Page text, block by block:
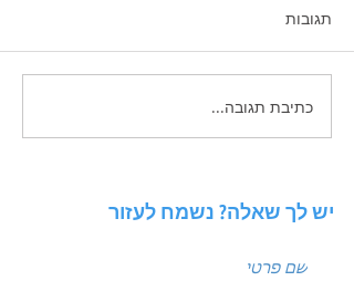
איך להפסיק "לבזבז" תקציב
פרסום ולהתחיל לבנות נכס
תגובות
כתיבת תגובה...
יש לך שאלה? נשמח לעזור